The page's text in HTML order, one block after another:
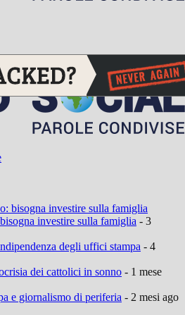
investire sulla famiglia - 3
degli uffici stampa - 4
dei cattolici in sonno - 1 mese
e giornalismo di periferia - 2 mesi ago